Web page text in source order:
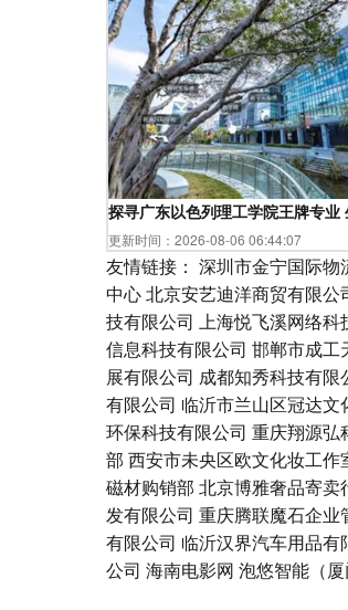
探寻广东以色列理工学院王牌专
更新时间：2026-08-06 06:44:07
友情链接： 深圳市金宁国际物
中心北京安艺迪洋商贸有限公
技有限公司 上海悦飞溪网络科
信息科技有限公司 邯郸市成工
展有限公司 成都知秀科技有限
有限公司 临沂市兰山区冠达文
环保科技有限公司 重庆翔源弘
部 西安市未央区欧文化妆工作
磁材购销部 北京博雅奢品寄卖
发有限公司 重庆腾联魔石企业
有限公司 临沂汉界汽车用品有
公司 海南电影网 泡悠智能（